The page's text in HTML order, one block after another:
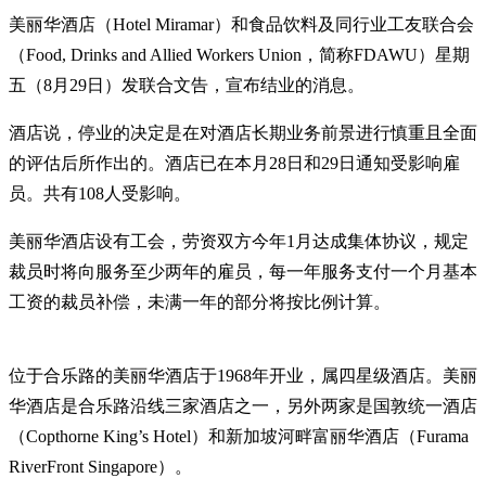
美丽华酒店（Hotel Miramar）和食品饮料及同行业工友联合会
（Food, Drinks and Allied Workers Union，简称FDAWU）星期
五（8月29日）发联合文告，宣布结业的消息。
酒店说，停业的决定是在对酒店长期业务前景进行慎重且全面
的评估后所作出的。酒店已在本月28日和29日通知受影响雇
员。共有108人受影响。
美丽华酒店设有工会，劳资双方今年1月达成集体协议，规定
裁员时将向服务至少两年的雇员，每一年服务支付一个月基本
工资的裁员补偿，未满一年的部分将按比例计算。
位于合乐路的美丽华酒店于1968年开业，属四星级酒店。美丽
华酒店是合乐路沿线三家酒店之一，另外两家是国敦统一酒店
（Copthorne King’s Hotel）和新加坡河畔富丽华酒店（Furama
RiverFront Singapore）。